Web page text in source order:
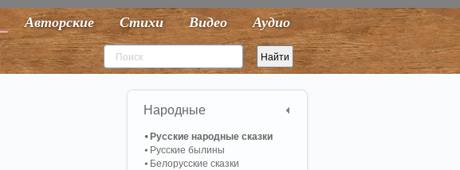
Авторские Стихи Видео Аудио
Народные
Русские народные сказки
Русские былины
Белорусские сказки